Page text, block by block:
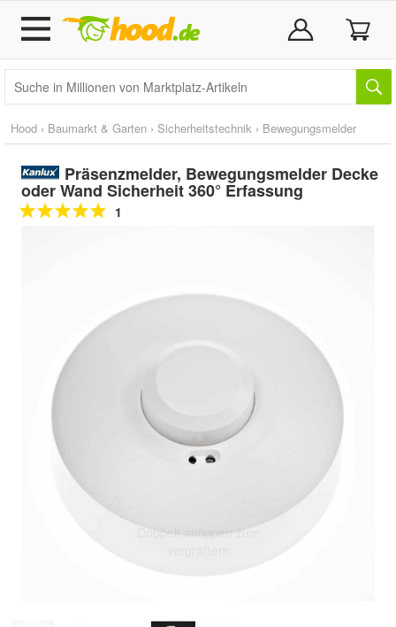
Hood › Baumarkt & Garten › Sicherheitstechnik › Bewegungsmelder
Präsenzmelder, Bewegungsmelder Decke
oder Wand Sicherheit 360° Erfassung
1
Doppelt antippen zum